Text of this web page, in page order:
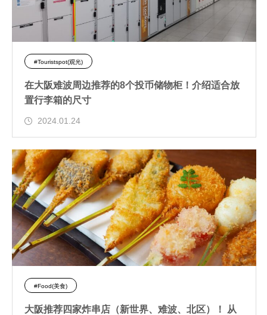
#Touristspot(观光)
在大阪难波周边推荐的8个投币储物柜！介绍适合放
置行李箱的尺寸
2024.01.24
#Food(美食)
大阪推荐四家炸串店（新世界、难波、北区）！ 从